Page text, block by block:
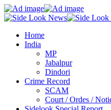
Home
India
MP
Jabalpur
Dindori
Crime Record
SCAM
Court / Ordes /